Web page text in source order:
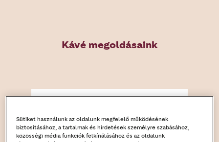
Kávé megoldásaink
Sütiket használunk az oldalunk megfelelő működésének
biztosításához, a tartalmak és hirdetések személyre szabásához,
közösségi média funkciók felkínálásához és az oldalunk